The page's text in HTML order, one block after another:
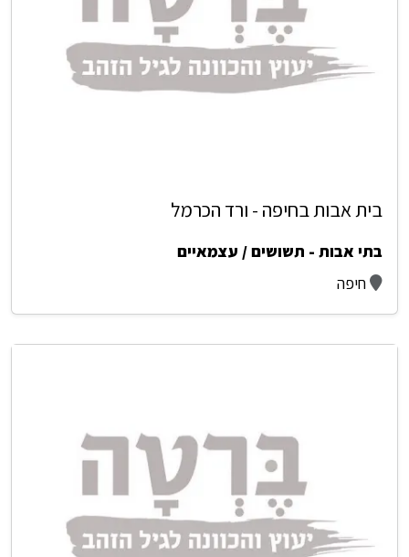
בית אבות בחיפה - ורד הכרמל
בתי אבות - תשושים / עצמאיים
חיפה